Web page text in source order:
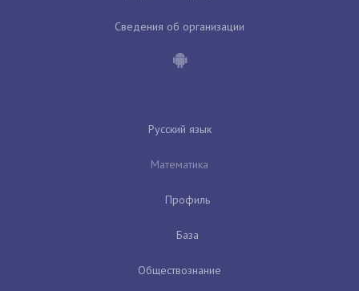
Сведения об организации
Русский язык
Математика
Профиль
База
Обществознание